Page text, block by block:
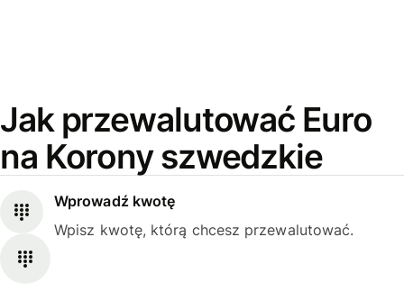
Jak przewalutować Euro
na Korony szwedzkie
Wprowadź kwotę
Wpisz kwotę, którą chcesz przewalutować.